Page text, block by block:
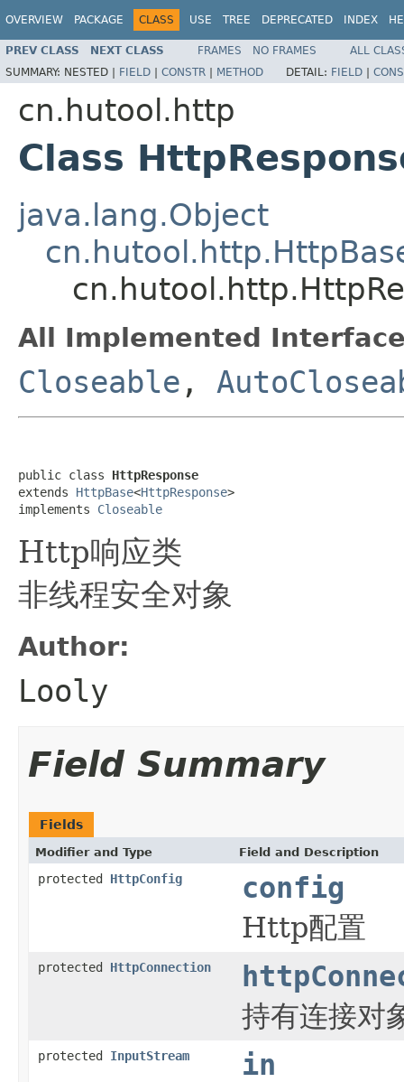
OVERVIEW PACKAGE CLASS USE TREE DEPRECATED INDEX
PREV CLASS NEXT CLASS FRAMES NO FRAMES
ALL
SUMMARY: NESTED | FIELD | CONSTR | METHOD DETAIL: FIELD |
cn.hutool.http
Class
java.lang.Object
All Implemented
Closeable ,
public class HttpResponse
extends HttpBase<HttpResponse>
implements Closeable
Http响应类
非线程安全对象
Author:
Looly
Field Summary
Fields
Modifier and Type Field and Description
protected HttpConfig
config
Http配置
protected HttpConnection
持有连接对
protected InputStream
in